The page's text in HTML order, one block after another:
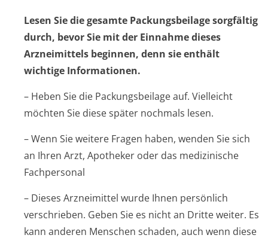
Lesen Sie die gesamte Packungsbeilage sorgfältig
durch, bevor Sie mit der Einnahme dieses
Arzneimittels beginnen, denn sie enthält
wichtige Informationen.
– Heben Sie die Packungsbeilage auf. Vielleicht
möchten Sie diese später nochmals lesen.
– Wenn Sie weitere Fragen haben, wenden Sie sich
an Ihren Arzt, Apotheker oder das medizinische
Fachpersonal
– Dieses Arzneimittel wurde Ihnen persönlich
verschrieben. Geben Sie es nicht an Dritte weiter. Es
kann anderen Menschen schaden, auch wenn diese